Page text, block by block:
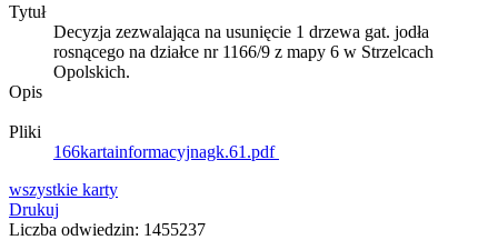
Tytuł
Decyzja zezwalająca na usunięcie 1 drzewa gat. jodła
rosnącego na działce nr 1166/9 z mapy 6 w Strzelcach
Opolskich.
Opis
Pliki
166kartainformacyjnagk.61.pdf
wszystkie karty
Drukuj
Liczba odwiedzin: 1455237